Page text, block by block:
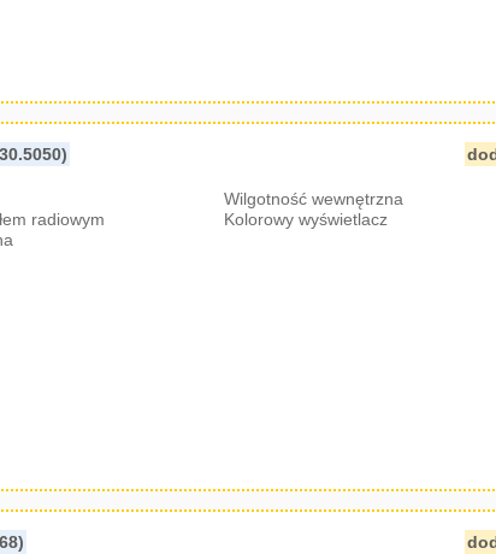
radiowym
Wilgotność wewnętrzna
Kolorowy wyświetlacz